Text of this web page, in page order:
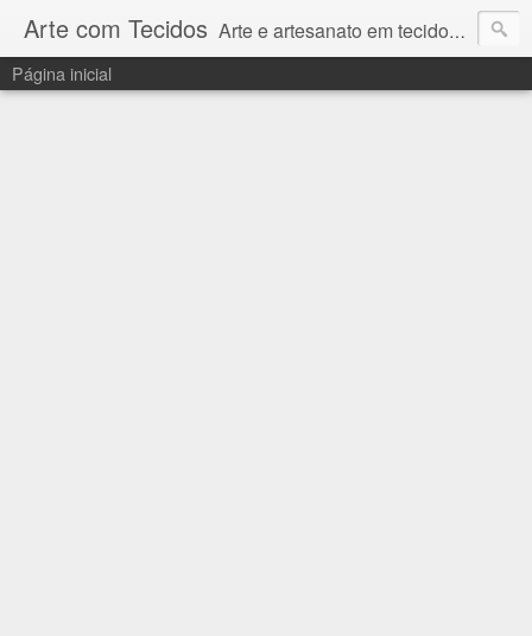
Arte com Tecidos Arte e artesanato em tecidos e sintéticos. Um catálogo incrível de tutoriais escritos e gravados em vídeos por artesãos e artesãs do Brasil e do Exterior e também vídeos autorais sobre modelagem em Corel Draw
Página inicial